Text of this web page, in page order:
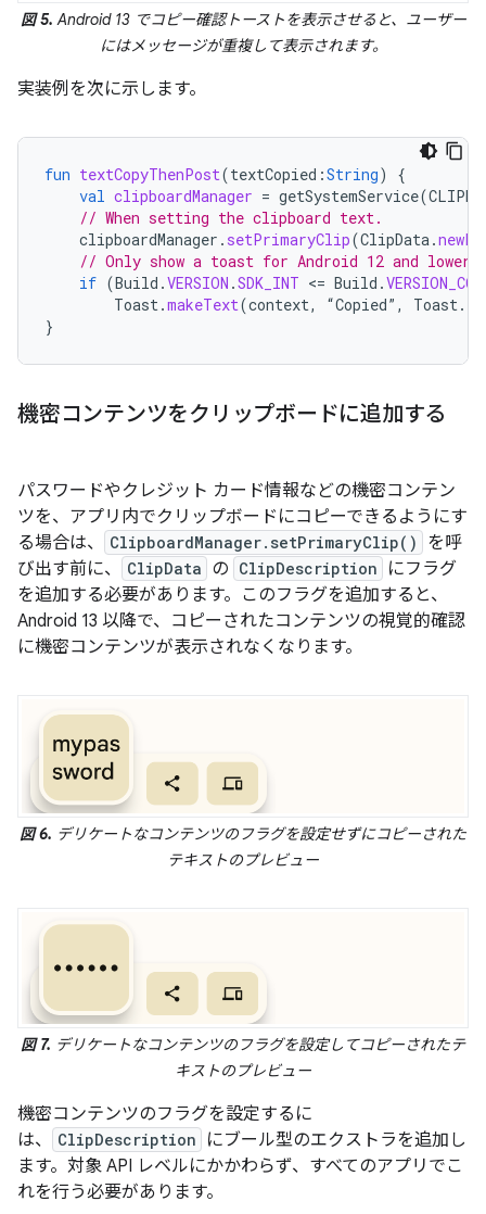
図 5. Android 13 でコピー確認トーストを表示させると、ユーザー
にはメッセージが重複して表示されます。
実装例を次に示します。
fun textCopyThenPost(textCopied :String)
{
val clipboardManager = getSystemService(
// When setting the clipboard text.
clipboardManager . setPrimaryClip(ClipData.
// Only show a toast for Android 12 and lower.
if (Build .VERSION .SDK_INT <= Build .
Toast.makeText(context, “Copied” , Toast.
}
機密コンテンツをクリップボードに追加する
パスワードやクレジット カード情報などの機密コンテン
ツを、アプリ内でクリップボードにコピーできるようにす
る場合は、
ClipboardManager.setPrimaryClip()
を呼
び出す前に、
ClipData の ClipDescription
にフラグ
を追加する必要があります。このフラグを追加すると、
Android 13 以降で、コピーされたコンテンツの視覚的確認
に機密コンテンツが表示されなくなります。
図 6. デリケートなコンテンツのフラグを設定せずにコピーされた
テキストのプレビュー
図 7. デリケートなコンテンツのフラグを設定してコピーされたテ
キストのプレビュー
機密コンテンツのフラグを設定するに
は、
ClipDescription
にブール型のエクストラを追加し
ます。対象 API レベルにかかわらず、すべてのアプリでこ
れを行う必要があります。